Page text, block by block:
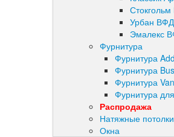
Урбан ВФД
Эмалекс
Фурнитура
Фурнитура
Фурнитура
Фурнитура
Фурнитура
Распродажа
Натяжные потолки
Окна